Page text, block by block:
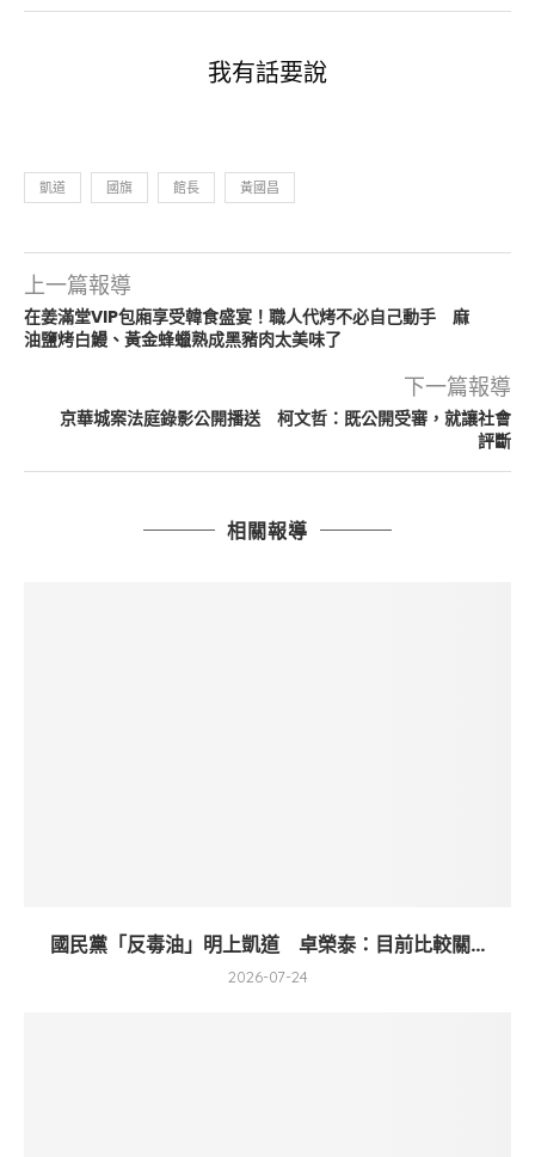
我有話要說
凱道 國旗 館長 黃國昌
上一篇報導
在姜滿堂VIP包廂享受韓食盛宴！職人代烤不必自己動手 麻
油鹽烤白鰻、黃金蜂蠟熟成黑豬肉太美味了
下一篇報導
京華城案法庭錄影公開播送 柯文哲：既公開受審，就讓社會
評斷
相關報導
國民黨「反毒油」明上凱道 卓榮泰：目前比較關...
2026-07-24